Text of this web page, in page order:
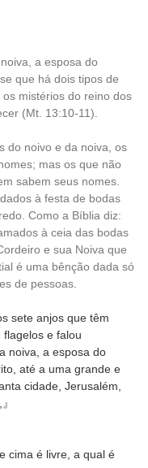
a esposa do
que há dois tipos de
mistérios do reino dos
(Mt. 13:10-11).
do noivo e da noiva, os
mas os que não
sabem seus nomes.
à festa de bodas
Como a Bíblia diz:
à ceia das bodas
e sua Noiva que
é uma bênção dada só
de pessoas.
sete anjos que têm
e falou
noiva, a esposa do
até a uma grande e
cidade, Jerusalém,
é livre, a qual é